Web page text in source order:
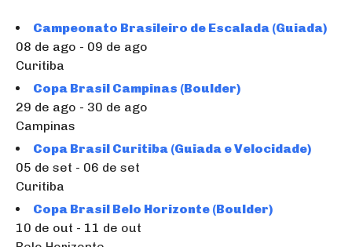
Campeonato Brasileiro de Escalada (Guiada)
08 de ago - 09 de ago
Curitiba
Copa Brasil Campinas (Boulder)
29 de ago - 30 de ago
Campinas
Copa Brasil Curitiba (Guiada e Velocidade)
05 de set - 06 de set
Curitiba
Copa Brasil Belo Horizonte (Boulder)
10 de out - 11 de out